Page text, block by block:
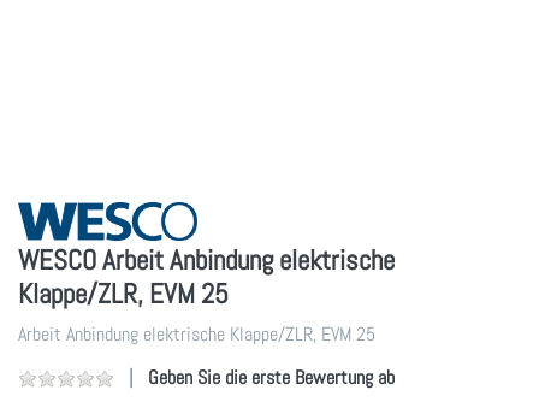
WESCO Arbeit Anbindung elektrische
Klappe/ZLR, EVM 25
Arbeit Anbindung elektrische Klappe/ZLR, EVM 25
Geben Sie die erste Bewertung ab